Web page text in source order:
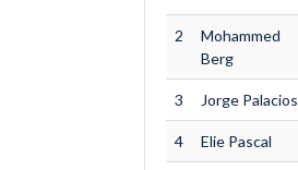
2
Mohammed
Berg
3 Jorge Palacios
4 Elie Pascal